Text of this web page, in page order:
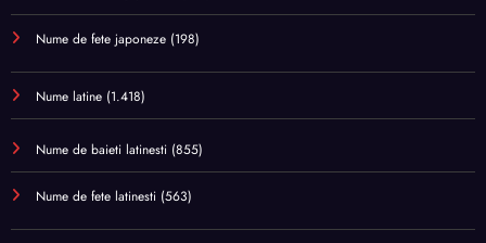
Nume de fete japoneze (198)
Nume latine (1.418)
Nume de baieti latinesti (855)
Nume de fete latinesti (563)